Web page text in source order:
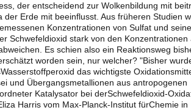
der entscheidend zur Wolkenbildung mit
der Erde mit beeinflusst. Aus früheren Studien
Konzentrationen von Sulfat und
Schwefeldioxid stark von den Konzentrationen
Es schien also ein Reaktionsweg
worden sein, nur welcher? "Bisher
das wichtigste
und Übergangsmetallionen aus antropogenen
Katalysator bei derSchwefeldioxid-
Harris vom Max-Planck-Institut fürChemie in